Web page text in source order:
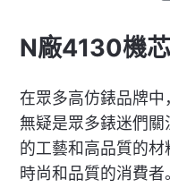
N廠4130機
在眾多高仿錶品牌
無疑是眾多錶迷們
的工藝和高品質的
時尚和品質的消費